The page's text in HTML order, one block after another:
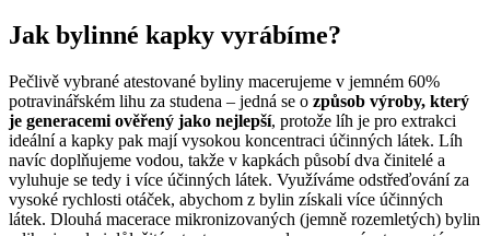
Jak bylinné kapky vyrábíme?
Pečlivě vybrané atestované byliny macerujeme v jemném 60%
potravinářském lihu za studena – jedná se o způsob výroby, který
je generacemi ověřený jako nejlepší, protože líh je pro extrakci
ideální a kapky pak mají vysokou koncentraci účinných látek. Líh
navíc doplňujeme vodou, takže v kapkách působí dva činitelé a
vyluhuje se tedy i více účinných látek. Využíváme odstřeďování za
vysoké rychlosti otáček, abychom z bylin získali více účinných
látek. Dlouhá macerace mikronizovaných (jemně rozemletých) bylin